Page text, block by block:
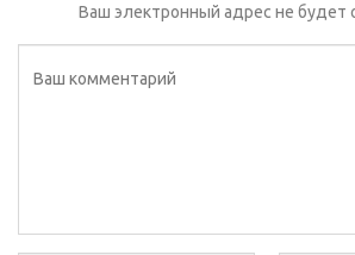
Ваш электронный адрес не будет